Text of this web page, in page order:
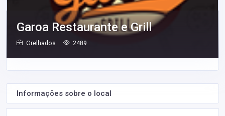
Garoa Restaurante e Grill
Grelhados 2489
Informações sobre o local